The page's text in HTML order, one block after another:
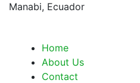
Manabi, Ecuador
Home
About Us
Contact